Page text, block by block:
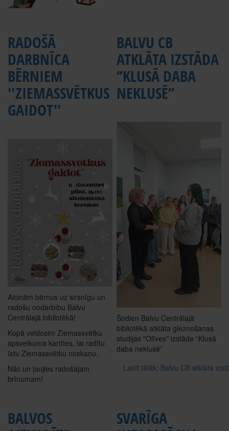
RADOŠĀ
DARBNĪCA
BĒRNIEM
''ZIEMASSVĒTKUS
GAIDOT''
Aicinām bērnus uz sirsnīgu un
radošu nodarbību Balvu
Centrālajā bibliotēkā!
Kopā veidosim Ziemassvētku
apsveikuma kartītes, lai radītu
īstu Ziemassvētku noskaņu.
Nāc un ļaujies radošajam
brīnumam!
BALVU CB
ATKLĀTA IZSTĀDA
‘’KLUSĀ DABA
NEKLUSĒ’’
Šodien Balvu Centrālajā
bibliotēkā atklāta gleznošanas
studijas "Olīves" izstāde “Klusā
daba neklusē”
Lasīt tālāk: Balvu CB atklāta
BALVOS
SVARĪGA